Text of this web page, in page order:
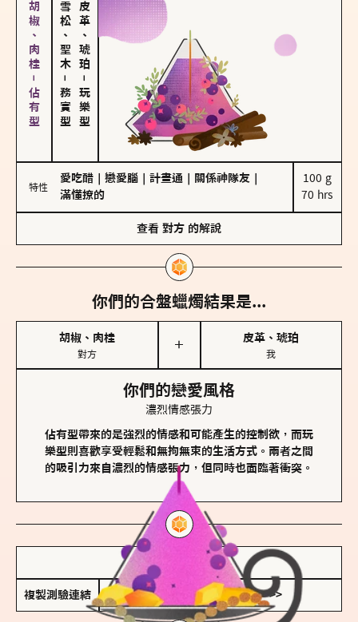
胡椒、肉桂－佔有型 雪松、聖木
－
務實型
皮革、琥珀
－
玩樂型
特性
愛吃醋 戀愛腦 計畫通 關係神隊友
滿懂撩的
100 g
70 hrs
查看 對方 的解說
你們的合盤蠟燭結果是...
胡椒、肉桂
對方
＋
皮革、琥珀
我
你們的戀愛風格
濃烈情感張力
佔有型帶來的是強烈的情感和可能產生的控制欲，而玩
樂型則喜歡享受輕鬆和無拘無束的生活方式。兩者之間
的吸引力來自濃烈的情感張力，但同時也面臨著衝突。
儲存我的結果圖
複製測驗連結 查看香氛類型全解析 >>>